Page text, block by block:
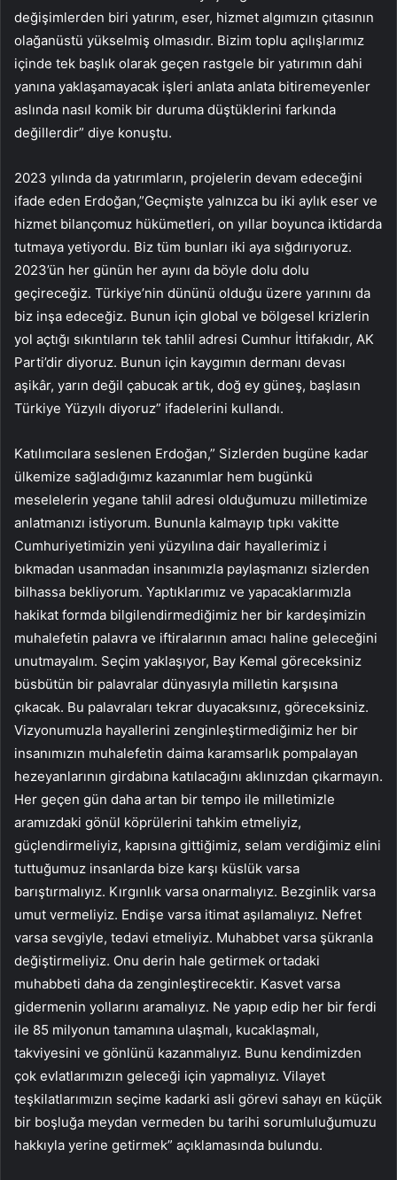
değişimlerden biri yatırım, eser, hizmet algımızın çıtasının
olağanüstü yükselmiş olmasıdır. Bizim toplu açılışlarımız
içinde tek başlık olarak geçen rastgele bir yatırımın dahi
yanına yaklaşamayacak işleri anlata anlata bitiremeyenler
aslında nasıl komik bir duruma düştüklerini farkında
değillerdir” diye konuştu.
2023 yılında da yatırımların, projelerin devam edeceğini
ifade eden Erdoğan,”Geçmişte yalnızca bu iki aylık eser ve
hizmet bilançomuz hükümetleri, on yıllar boyunca iktidarda
tutmaya yetiyordu. Biz tüm bunları iki aya sığdırıyoruz.
2023’ün her günün her ayını da böyle dolu dolu
geçireceğiz. Türkiye’nin dününü olduğu üzere yarınını da
biz inşa edeceğiz. Bunun için global ve bölgesel krizlerin
yol açtığı sıkıntıların tek tahlil adresi Cumhur İttifakıdır, AK
Parti’dir diyoruz. Bunun için kaygımın dermanı devası
aşikâr, yarın değil çabucak artık, doğ ey güneş, başlasın
Türkiye Yüzyılı diyoruz” ifadelerini kullandı.
Katılımcılara seslenen Erdoğan,” Sizlerden bugüne kadar
ülkemize sağladığımız kazanımlar hem bugünkü
meselelerin yegane tahlil adresi olduğumuzu milletimize
anlatmanızı istiyorum. Bununla kalmayıp tıpkı vakitte
Cumhuriyetimizin yeni yüzyılına dair hayallerimiz i
bıkmadan usanmadan insanımızla paylaşmanızı sizlerden
bilhassa bekliyorum. Yaptıklarımız ve yapacaklarımızla
hakikat formda bilgilendirmediğimiz her bir kardeşimizin
muhalefetin palavra ve iftiralarının amacı haline geleceğini
unutmayalım. Seçim yaklaşıyor, Bay Kemal göreceksiniz
büsbütün bir palavralar dünyasıyla milletin karşısına
çıkacak. Bu palavraları tekrar duyacaksınız, göreceksiniz.
Vizyonumuzla hayallerini zenginleştirmediğimiz her bir
insanımızın muhalefetin daima karamsarlık pompalayan
hezeyanlarının girdabına katılacağını aklınızdan çıkarmayın.
Her geçen gün daha artan bir tempo ile milletimizle
aramızdaki gönül köprülerini tahkim etmeliyiz,
güçlendirmeliyiz, kapısına gittiğimiz, selam verdiğimiz elini
tuttuğumuz insanlarda bize karşı küslük varsa
barıştırmalıyız. Kırgınlık varsa onarmalıyız. Bezginlik varsa
umut vermeliyiz. Endişe varsa itimat aşılamalıyız. Nefret
varsa sevgiyle, tedavi etmeliyiz. Muhabbet varsa şükranla
değiştirmeliyiz. Onu derin hale getirmek ortadaki
muhabbeti daha da zenginleştirecektir. Kasvet varsa
gidermenin yollarını aramalıyız. Ne yapıp edip her bir ferdi
ile 85 milyonun tamamına ulaşmalı, kucaklaşmalı,
takviyesini ve gönlünü kazanmalıyız. Bunu kendimizden
çok evlatlarımızın geleceği için yapmalıyız. Vilayet
teşkilatlarımızın seçime kadarki asli görevi sahayı en küçük
bir boşluğa meydan vermeden bu tarihi sorumluluğumuzu
hakkıyla yerine getirmek” açıklamasında bulundu.